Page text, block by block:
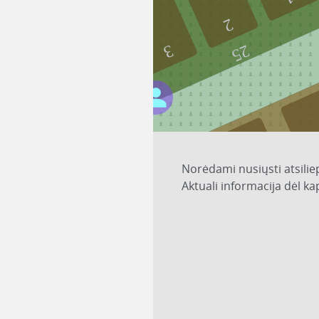
25
3
2
Norėdami nusiųsti
Aktuali informacija dėl